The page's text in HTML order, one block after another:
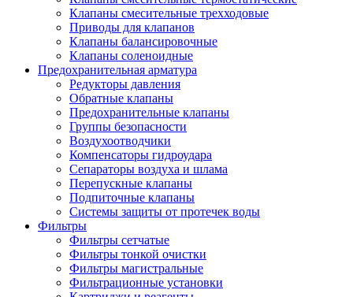
Клапаны смесительные трехходовые
Приводы для клапанов
Клапаны балансировочные
Клапаны соленоидные
Предохранительная арматура
Редукторы давления
Обратные клапаны
Предохранительные клапаны
Группы безопасности
Воздухоотводчики
Компенсаторы гидроудара
Сепараторы воздуха и шлама
Перепускные клапаны
Подпиточные клапаны
Системы защиты от протечек воды
Фильтры
Фильтры сетчатые
Фильтры тонкой очистки
Фильтры магистральные
Фильтрационные установки